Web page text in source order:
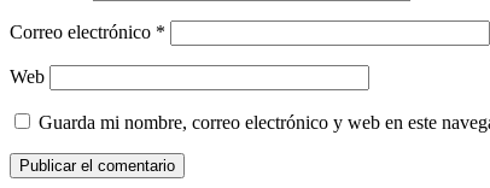
Correo electrónico *
Web
Guarda mi nombre, correo electrónico y web en este